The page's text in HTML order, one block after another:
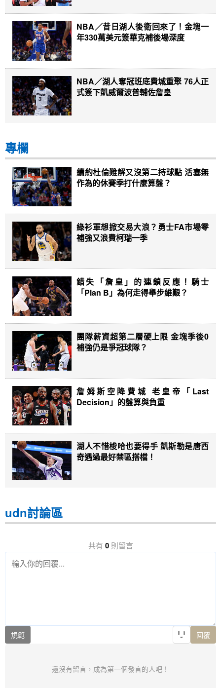
NBA／昔日湖人後衛回來了！金塊一
年330萬美元簽華克補後場深度
NBA／湖人奪冠班底費城重聚 76人正
式簽下凱威爾波普輔佐詹皇
專欄
續約杜倫難解又沒第二持球點 活塞無
作為的休賽季打什麼算盤？
綠衫軍想掀交易大浪？勇士FA市場零
補強又浪費柯瑞一季
錯失「詹皇」的連鎖反應！騎士
「Plan B」為何走得舉步維艱？
團隊薪資超第二層硬上限 金塊季後0
補強仍是爭冠球隊？
詹姆斯空降費城 老皇帝「Last
Decision」的盤算與負重
湖人不惜梭哈也要得手 凱斯勒是唐西
奇遇過最好禁區搭檔！
udn討論區
共有 0則留言
規範 回覆
還沒有留言，成為第一個發言的人吧！